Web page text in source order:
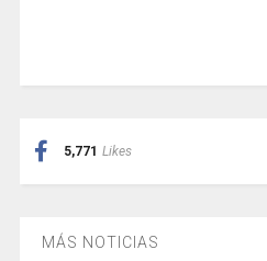
5,771 Likes
MÁS NOTICIAS